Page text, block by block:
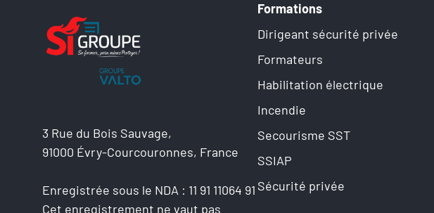
3 Rue du Bois Sauvage,
91000 Évry-Courcouronnes, France
Enregistrée sous le NDA : 11 91 11064 91
Cet enregistrement ne vaut pas
Formations
Dirigeant sécurité privée
Formateurs
Habilitation électrique
Incendie
Secourisme SST
SSIAP
Sécurité privée